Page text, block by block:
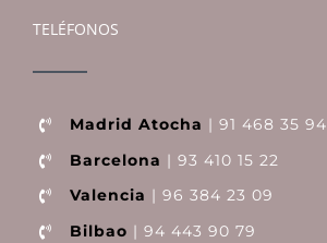
TELÉFONOS
Madrid Atocha | 91 468 35 94
Barcelona | 93 410 15 22
Valencia | 96 384 23 09
Bilbao | 94 443 90 79